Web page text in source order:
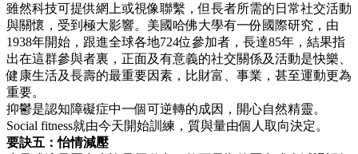
雖然科技可提供網上或視像聯繫，但長者所需的日常社交活動
與關懷，受到極大影響。美國哈佛大學有一份國際研究，由
1938年開始，跟進全球各地724位參加者，長達85年，結果指
出在這群參與者裏，正面及有意義的社交關係及活動是快樂、
健康生活及長壽的最重要因素，比財富、事業，甚至運動更為
重要。
抑鬱是認知障礙症中一個可逆轉的成因，開心自然精靈。
Social fitness就由今天開始訓練，質與量由個人取向決定。
要訣五：怡情減壓